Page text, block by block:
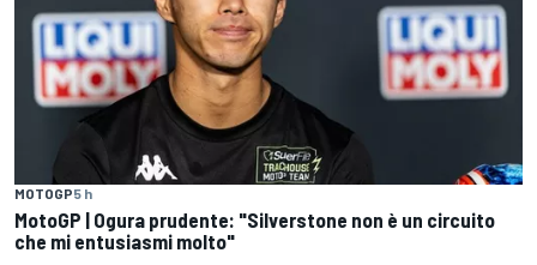
MOTOGP5 h
MotoGP | Ogura prudente: "Silverstone non è un circuito
che mi entusiasmi molto"